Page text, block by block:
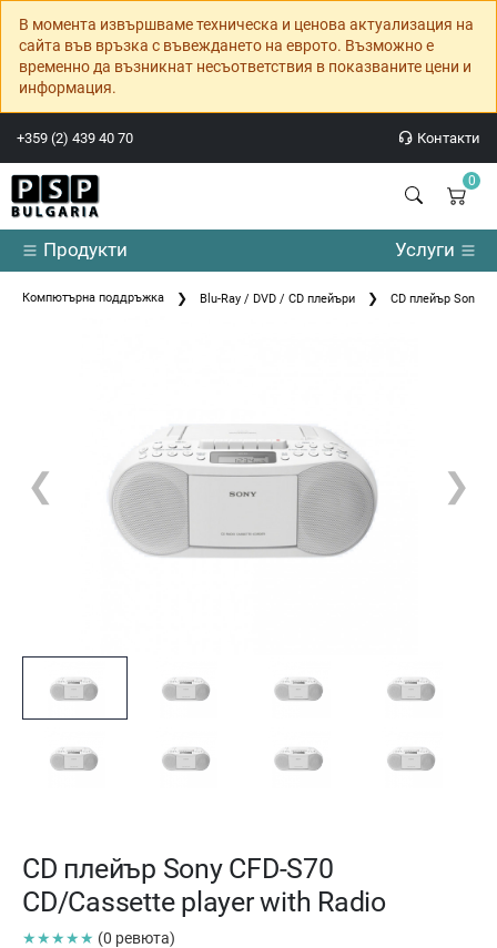
В момента извършваме техническа и ценова актуализация на
сайта във връзка с въвеждането на еврото. Възможно е
временно да възникнат несъответствия в показваните цени и
информация.
+359 (2) 439 40 70 Контакти
0
Продукти Услуги
Компютърна поддръжка Blu-Ray / DVD / CD плейъри CD плейър Sony
❮ ❯
CD плейър Sony CFD-S70
CD/Cassette player with Radio
★★★★★ (0 ревюта)